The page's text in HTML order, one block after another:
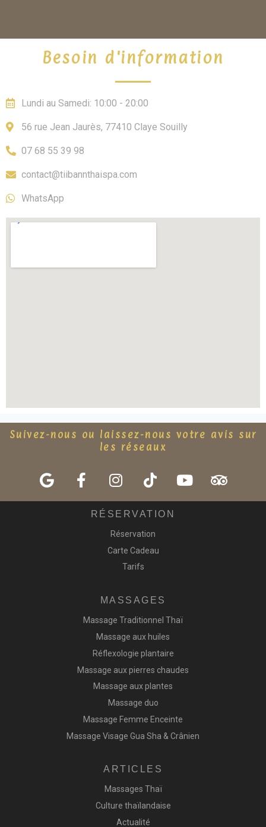
Besoin d'information
Lundi au Samedi: 10:00 - 20:00
56 rue Jean Jaurès, 77410 Claye Souilly
07 68 55 39 98
contact@tiibannthaispa.com
WhatsApp
Suivez-nous ou laissez-nous votre avis sur
les réseaux
RÉSERVATION
Réservation
Carte Cadeau
Tarifs
MASSAGES
Massage Traditionnel Thaï
Massage aux huiles
Réflexologie plantaire
Massage aux pierres chaudes
Massage aux plantes
Massage duo
Massage Femme Enceinte
Massage Visage Gua Sha & Crânien
ARTICLES
Massages Thaï
Culture thaïlandaise
Actualité